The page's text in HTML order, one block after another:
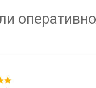
оперативно